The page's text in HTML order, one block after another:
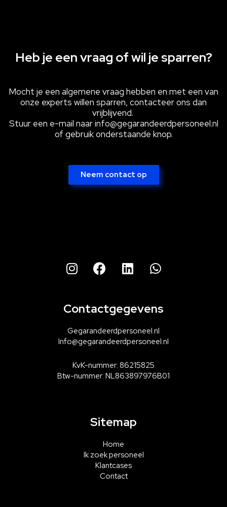
Heb je een vraag of wil je sparren?
Mocht je een algemene vraag hebben en met een van
onze experts willen sparren, contacteer ons dan
vrijblijvend.
Stuur een e-mail naar info@gegarandeerdpersoneel.nl
of gebruik onderstaande knop.
Neem contact op
Contactgegevens
Gegarandeerdpersoneel.nl
Info@gegarandeerdpersoneel.nl
KvK-nummer: 86215825
Btw-nummer: NL863897976B01
Sitemap
Home
Ik zoek personeel
Klantcases
Contact